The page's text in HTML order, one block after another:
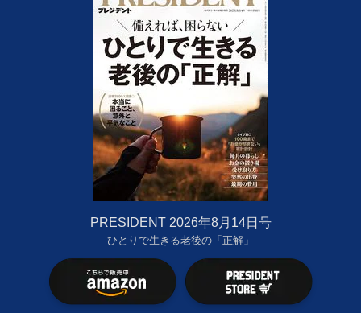
PRESIDENT 2026年8月14日号
ひとりで生きる老後の「正解」